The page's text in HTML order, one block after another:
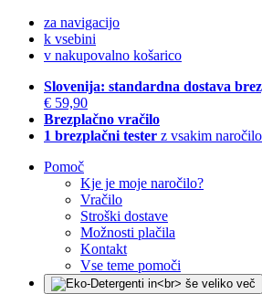
za navigacijo
k vsebini
v nakupovalno košarico
Slovenija: standardna dostava
€ 59,90
Brezplačno vračilo
1 brezplačni tester z vsakim
Pomoč
Kje je moje naročilo?
Vračilo
Stroški dostave
Možnosti plačila
Kontakt
Vse teme pomoči